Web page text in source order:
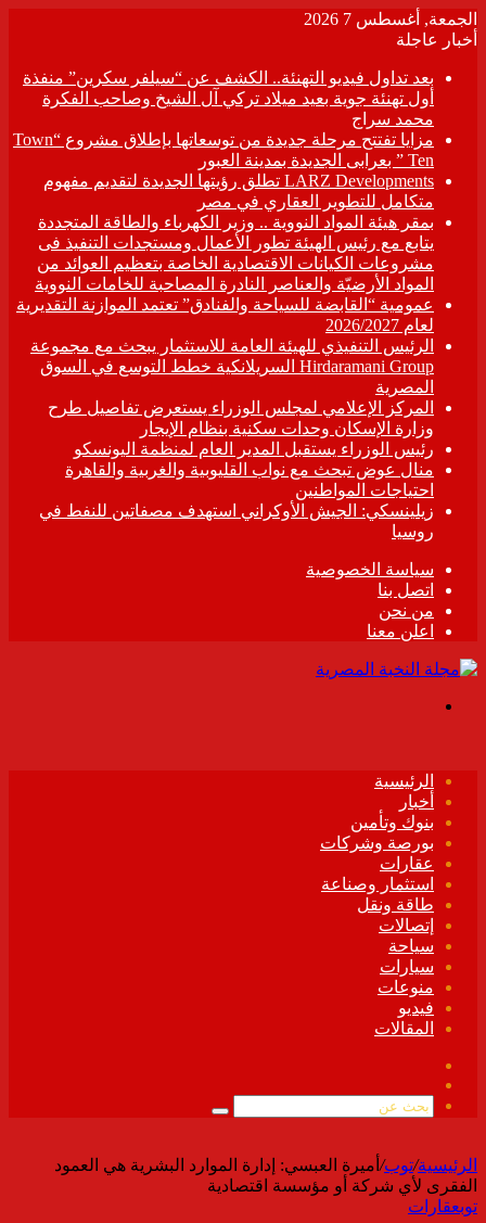
الجمعة, أغسطس 7 2026
أخبار عاجلة
بعد تداول فيديو التهنئة.. الكشف عن “سيلفر سكرين” منفذة
أول تهنئة جوية بعيد ميلاد تركي آل الشيخ وصاحب الفكرة
محمد سراج
مزايا تفتتح مرحلة جديدة من توسعاتها بإطلاق مشروع “Town
Ten ” بعرابى الجديدة بمدينة العبور
LARZ Developments تطلق رؤيتها الجديدة لتقديم مفهوم
متكامل للتطوير العقاري في مصر
بمقر هيئة المواد النووية .. وزير الكهرباء والطاقة المتجددة
يتابع مع رئيس الهيئة تطور الأعمال ومستجدات التنفيذ فى
مشروعات الكيانات الاقتصادية الخاصة بتعظيم العوائد من
المواد الأرضيّة والعناصر النادرة المصاحبة للخامات النووية
عمومية “القابضة للسياحة والفنادق” تعتمد الموازنة التقديرية
لعام 2026/2027
الرئيس التنفيذي للهيئة العامة للاستثمار يبحث مع مجموعة
Hirdaramani Group السريلانكية خطط التوسع في السوق
المصرية
المركز الإعلامي لمجلس الوزراء يستعرض تفاصيل طرح
وزارة الإسكان وحدات سكنية بنظام الإيجار
رئيس الوزراء يستقبل المدير العام لمنظمة اليونسكو
منال عوض تبحث مع نواب القليوبية والغربية والقاهرة
احتياجات المواطنين
زيلينسكي: الجيش الأوكراني استهدف مصفاتين للنفط في
روسيا
سياسة الخصوصية
اتصل بنا
من نحن
اعلن معنا
الرئيسية
أخبار
بنوك وتأمين
بورصة وشركات
عقارات
استثمار وصناعة
طاقة ونقل
إتصالات
سياحة
سيارات
منوعات
فيديو
المقالات
الموقع
بحث
الرئيسية/توب/ أميرة العبسي: إدارة الموارد البشرية هي العمود
الفقرى لأي شركة أو مؤسسة اقتصادية
توبعقارات